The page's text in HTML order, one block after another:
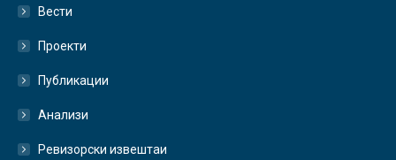
Вести
Проекти
Публикации
Анализи
Ревизорски извештаи